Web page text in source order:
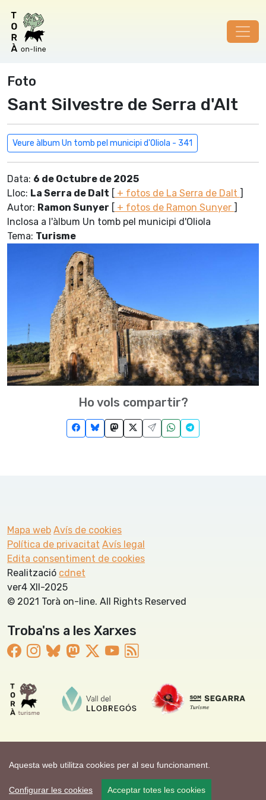
Aquesta web utilitza cookies per al seu funcionament.
Configurar les cookies Acceptar totes les cookies
Foto
Sant Silvestre de Serra d'Alt
Veure àlbum Un tomb pel municipi d'Oliola - 341
Data: 6 de Octubre de 2025
Lloc: La Serra de Dalt [ + fotos de La Serra de Dalt ]
Autor: Ramon Sunyer [ + fotos de Ramon Sunyer ]
Inclosa a l'àlbum Un tomb pel municipi d'Oliola
Tema: Turisme
Ho vols compartir?
Mapa web Avís de cookies
Política de privacitat Avís legal
Edita consentiment de cookies
Realització cdnet
ver4 XII-2025
© 2021 Torà on-line. All Rights Reserved
Troba'ns a les Xarxes